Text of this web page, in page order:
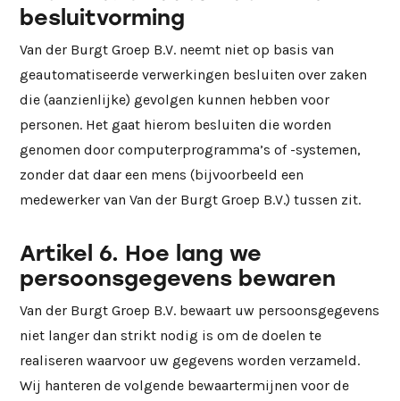
besluitvorming
Van der Burgt Groep B.V. neemt niet op basis van
geautomatiseerde verwerkingen besluiten over zaken
die (aanzienlijke) gevolgen kunnen hebben voor
personen. Het gaat hierom besluiten die worden
genomen door computerprogramma’s of -systemen,
zonder dat daar een mens (bijvoorbeeld een
medewerker van Van der Burgt Groep B.V.) tussen zit.
Artikel 6. Hoe lang we
persoonsgegevens bewaren
Van der Burgt Groep B.V. bewaart uw persoonsgegevens
niet langer dan strikt nodig is om de doelen te
realiseren waarvoor uw gegevens worden verzameld.
Wij hanteren de volgende bewaartermijnen voor de